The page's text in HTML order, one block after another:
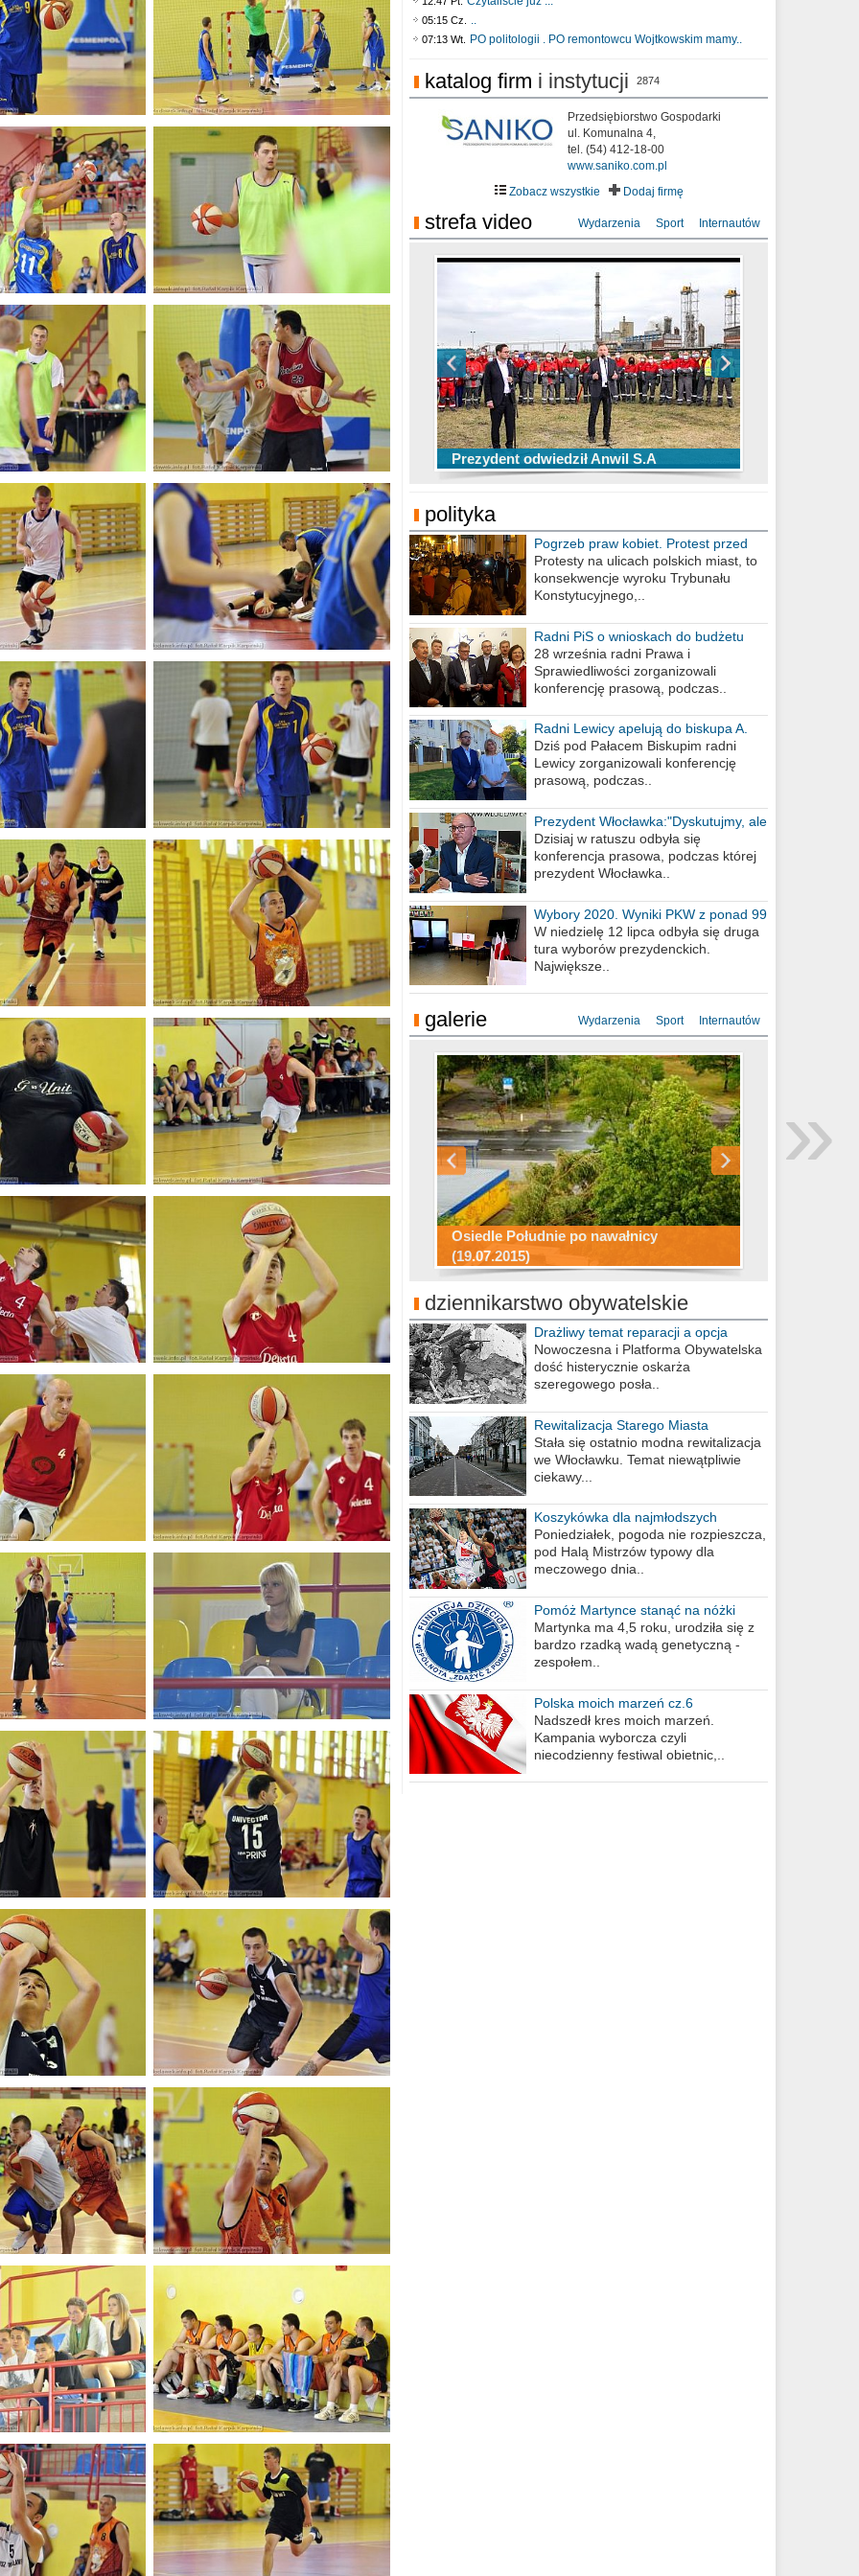
05:15 Cz. ..
07:13 Wt. PO politologii . PO remontowcu Wojtkowskim mamy..
katalog firm i instytucji 2874
Przedsiębiorstwo Gospodarki
ul. Komunalna 4,
tel. (54) 412-18-00
www.saniko.com.pl
Zobacz wszystkie
Dodaj firmę
strefa video Wydarzenia Sport Internautów
Prezydent odwiedził Anwil S.A
TOP 10 przechwytów Anwilu Włocławek
w EBL w sezonie 2019/2020
TOP 5 rzutów Anwilu Włocławek w BCL
w sezonie 2019/2020
Ni To Ponk - W oczach mamy strach
sixf33t .Last Year DRONE FOOTAGE
Włocławek
XXIII Sesja Rady Miasta Włocławek VIII
kadencji w dniu 09.06.2020 r.
polityka
Pogrzeb praw kobiet. Protest przed
biurem poselskim PiS
Protesty na ulicach polskich miast, to
konsekwencje wyroku Trybunału
Konstytucyjnego,..
Radni PiS o wnioskach do budżetu
miasta na 2021 rok
28 września radni Prawa i
Sprawiedliwości zorganizowali
konferencję prasową, podczas..
Radni Lewicy apelują do biskupa A.
Wiesława Meringa
Dziś pod Pałacem Biskupim radni
Lewicy zorganizowali konferencję
prasową, podczas..
Prezydent Włocławka:"Dyskutujmy, ale
nie obrażajmy się”
Dzisiaj w ratuszu odbyła się
konferencja prasowa, podczas której
prezydent Włocławka..
Wybory 2020. Wyniki PKW z ponad 99
procent obwodów
W niedzielę 12 lipca odbyła się druga
tura wyborów prezydenckich.
Największe..
galerie Wydarzenia Sport Internautów
Osiedle Południe po nawałnicy
(19.07.2015)
Wizytówka Włocławka
polowanie wigilijne 2014
Miasto kładzie się do snu .
Konkurs fotograficzny "Co to za
miejsca"
Ścieżka rowerowa w naszym mieście
dziennikarstwo obywatelskie
Drażliwy temat reparacji a opcja
berlińska
Nowoczesna i Platforma Obywatelska
dość histerycznie oskarża
szeregowego posła..
Rewitalizacja Starego Miasta
Stała się ostatnio modna rewitalizacja
we Włocławku. Temat niewątpliwie
ciekawy...
Koszykówka dla najmłodszych
Poniedziałek, pogoda nie rozpieszcza,
pod Halą Mistrzów typowy dla
meczowego dnia..
Pomóż Martynce stanąć na nóżki
Martynka ma 4,5 roku, urodziła się z
bardzo rzadką wadą genetyczną -
zespołem..
Polska moich marzeń cz.6
Nadszedł kres moich marzeń.
Kampania wyborcza czyli
niecodzienny festiwal obietnic,..
»